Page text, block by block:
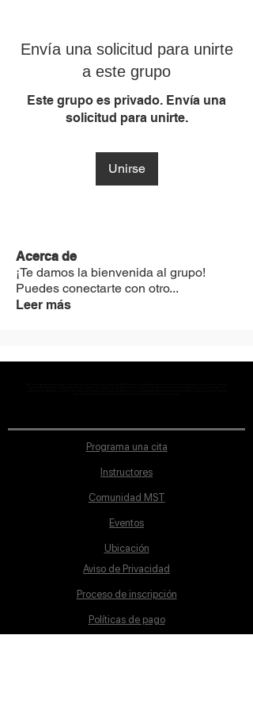
Envía una solicitud para unirte
a este grupo
Este grupo es privado. Envía una
solicitud para unirte.
Unirse
Acerca de
¡Te damos la bienvenida al grupo!
Puedes conectarte con otro...
Leer más
Programa una cita
Instructores
Comunidad MST
Eventos
Ubicación
Aviso de Privacidad
Proceso de inscripción
Políticas de pago